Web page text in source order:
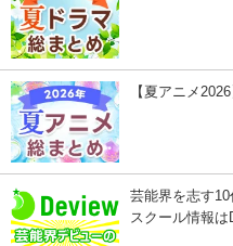
【夏アニメ
芸能界を志す10
スクール情報は